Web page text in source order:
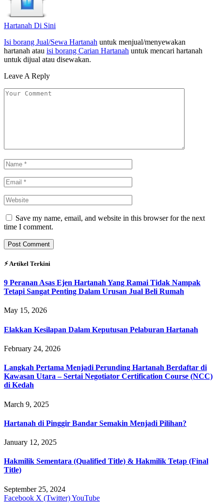
Hartanah Di Sini
Isi borang Jual/Sewa Hartanah untuk menjual/menyewakan
hartanah atau isi borang Carian Hartanah untuk mencari hartanah
untuk dijual atau disewakan.
Leave A Reply
Save my name, email, and website in this browser for the next
time I comment.
⚡︎ Artikel Terkini
9 Peranan Asas Ejen Hartanah Yang Ramai Tidak Nampak
Tetapi Sangat Penting Dalam Urusan Jual Beli Rumah
May 15, 2026
Elakkan Kesilapan Dalam Keputusan Pelaburan Hartanah
February 24, 2026
Langkah Pertama Menjadi Perunding Hartanah Berdaftar di
Kawasan Utara – Sertai Negotiator Certification Course (NCC)
di Kedah
March 9, 2025
Hartanah di Pinggir Bandar Semakin Menjadi Pilihan?
January 12, 2025
Hakmilik Sementara (Qualified Title) & Hakmilik Tetap (Final
Title)
September 25, 2024
Facebook X (Twitter)YouTube